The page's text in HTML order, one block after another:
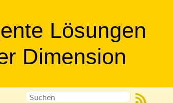
Lösungen
Dimension